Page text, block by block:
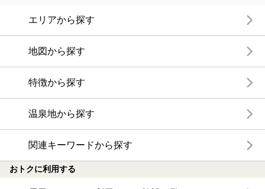
エリアから探す
地図から探す
特徴から探す
温泉地から探す
関連キーワードから探す
おトクに利用する